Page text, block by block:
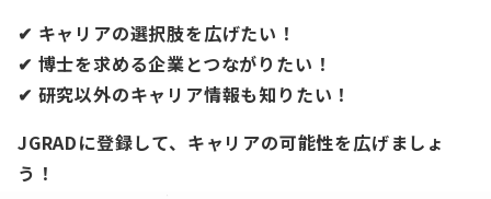
✔ キャリアの選択肢を広げたい！
✔ 博士を求める企業とつながりたい！
✔ 研究以外のキャリア情報も知りたい！
JGRADに登録して、キャリアの可能性を広げましょ
う！